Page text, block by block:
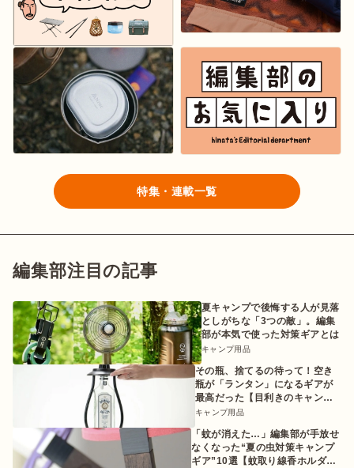
特集・連載一覧
編集部注目の記事
夏キャンプで後悔する人が見落
としがちな「3つの敵」。編集
部が本気で使った対策ギアとは
キャンプ用品
その瓶、捨てるの待って！空き
瓶が「ランタン」になるギアが
最高だった【目利きのキャンプ
ギア】
キャンプ用品
「蚊が消えた…」編集部が手放せ
なくなった“夏の虫対策キャンプ
ギア”10選【蚊取り線香ホルダー